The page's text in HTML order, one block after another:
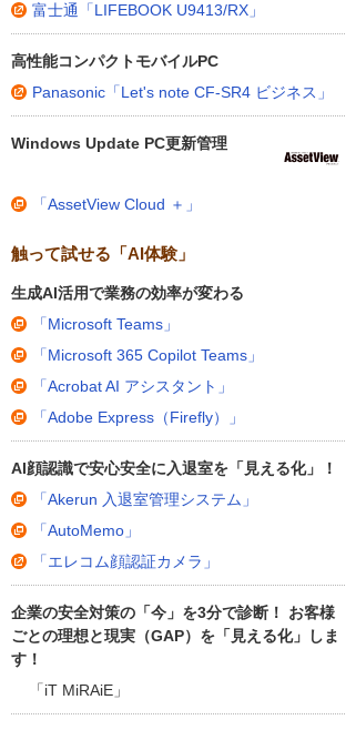
富士通「LIFEBOOK U9413/RX」
高性能コンパクトモバイルPC
Panasonic「Let's note CF-SR4 ビジネス」
Windows Update PC更新管理
「AssetView Cloud ＋」
触って試せる「AI体験」
生成AI活用で業務の効率が変わる
「Microsoft Teams」
「Microsoft 365 Copilot Teams」
「Acrobat AI アシスタント」
「Adobe Express（Firefly）」
AI顔認識で安心安全に入退室を「見える化」！
「Akerun 入退室管理システム」
「AutoMemo」
「エレコム顔認証カメラ」
企業の安全対策の「今」を3分で診断！ お客様
ごとの理想と現実（GAP）を「見える化」しま
す！
「iT MiRAiE」